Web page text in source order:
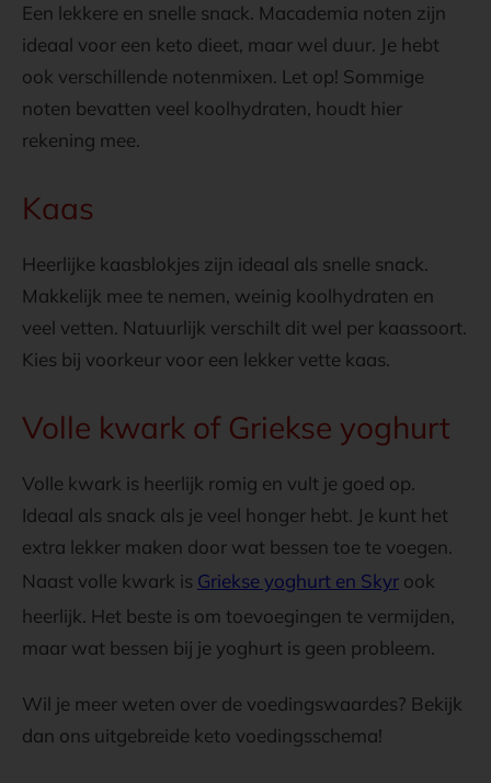
Een lekkere en snelle snack. Macademia noten zijn
ideaal voor een keto dieet, maar wel duur. Je hebt
ook verschillende notenmixen. Let op! Sommige
noten bevatten veel koolhydraten, houdt hier
rekening mee.
Kaas
Heerlijke kaasblokjes zijn ideaal als snelle snack.
Makkelijk mee te nemen, weinig koolhydraten en
veel vetten. Natuurlijk verschilt dit wel per kaassoort.
Kies bij voorkeur voor een lekker vette kaas.
Volle kwark of Griekse yoghurt
Volle kwark is heerlijk romig en vult je goed op.
Ideaal als snack als je veel honger hebt. Je kunt het
extra lekker maken door wat bessen toe te voegen.
Naast volle kwark is Griekse yoghurt en Skyr ook
heerlijk. Het beste is om toevoegingen te vermijden,
maar wat bessen bij je yoghurt is geen probleem.
Wil je meer weten over de voedingswaardes? Bekijk
dan ons uitgebreide keto voedingsschema!